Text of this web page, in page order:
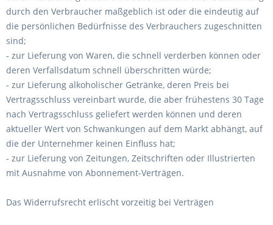
durch den Verbraucher maßgeblich ist oder die eindeutig auf
die persönlichen Bedürfnisse des Verbrauchers zugeschnitten
sind;
- zur Lieferung von Waren, die schnell verderben können oder
deren Verfallsdatum schnell überschritten würde;
- zur Lieferung alkoholischer Getränke, deren Preis bei
Vertragsschluss vereinbart wurde, die aber frühestens 30 Tage
nach Vertragsschluss geliefert werden können und deren
aktueller Wert von Schwankungen auf dem Markt abhängt, auf
die der Unternehmer keinen Einfluss hat;
- zur Lieferung von Zeitungen, Zeitschriften oder Illustrierten
mit Ausnahme von Abonnement-Verträgen.
Das Widerrufsrecht erlischt vorzeitig bei Verträgen